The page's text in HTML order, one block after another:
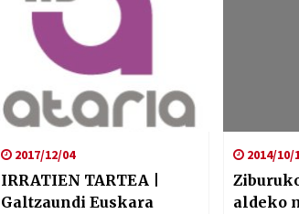
2017/12/04
IRRATIEN TARTEA |
Galtzaundi Euskara
2014/10/
aldeko